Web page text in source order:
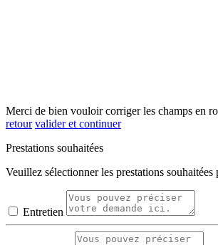
Merci de bien vouloir corriger les champs en
retour valider et continuer
Prestations souhaitées
Veuillez sélectionner les prestations
Entretien